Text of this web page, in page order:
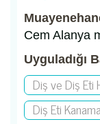
Cem Alanya
Uyguladığı
Diş ve Diş Eti
Diş Eti